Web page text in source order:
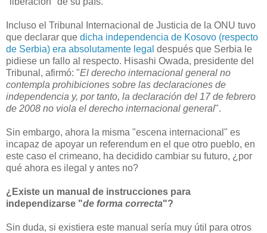
Incluso el Tribunal Internacional de Justicia de la ONU tuvo
que declarar que dicha independencia de Kosovo (respecto
de Serbia) era absolutamente legal después que Serbia le
pidiese un fallo al respecto. Hisashi Owada, presidente del
Tribunal, afirmó: "El derecho internacional general no
contempla prohibiciones sobre las declaraciones de
independencia y, por tanto, la declaración del 17 de febrero
de 2008 no viola el derecho internacional general".
Sin embargo, ahora la misma "escena internacional" es
incapaz de apoyar un referendum en el que otro pueblo, en
este caso el crimeano, ha decidido cambiar su futuro, ¿por
qué ahora es ilegal y antes no?
¿Existe un manual de instrucciones para
independizarse "de forma correcta"?
Sin duda, si existiera este manual sería muy útil para otros